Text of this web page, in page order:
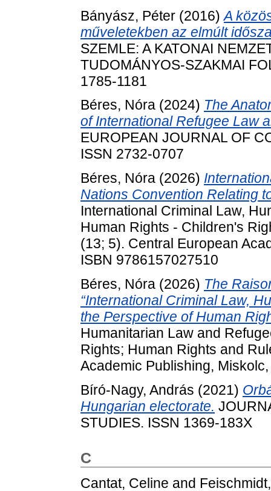
Bányász, Péter (2016)A
műveletekben az elmúlt
SZEMLE: A KATONAI
TUDOMÁNYOS-SZAKMAI
1785-1181
Béres, Nóra (2024) The
of International Refugee Law
EUROPEAN JOURNAL OF
ISSN 2732-0707
Béres, Nóra (2026)
Nations Convention Relating
International Criminal Law,
Human Rights - Children's
(13; 5). Central European
ISBN 9786157027510
Béres, Nóra (2026) The
“International Criminal Law,
the Perspective of Human
Humanitarian Law and
Rights; Human Rights and
Academic Publishing,
Bíró-Nagy, András (2021)
Hungarian electorate.
STUDIES. ISSN 1369-183X
C
Cantat, Celine and